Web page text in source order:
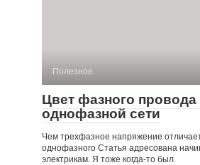
Полезное
Цвет фазного провода
однофазной сети
Чем трехфазное напряжение
однофазного Статья адресована
электрикам. Я тоже когда-то был